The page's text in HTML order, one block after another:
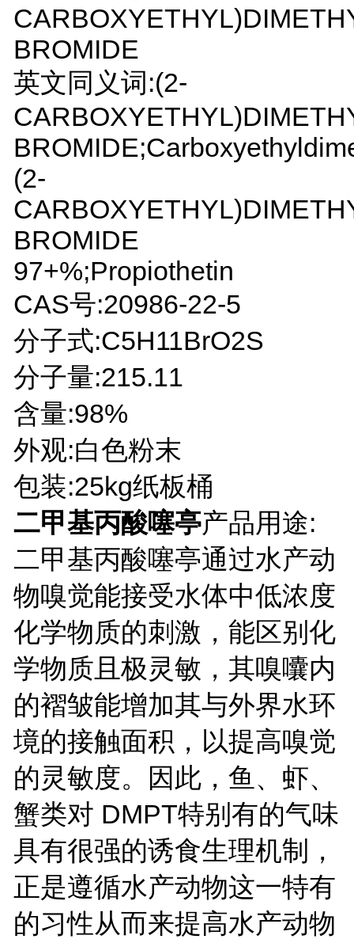
BROMIDE
英文同义词:(2-
(2-
BROMIDE
97+%;Propiothetin
CAS号:20986-22-5
分子式:C5H11BrO2S
分子量:215.11
含量:98%
外观:白色粉末
包装:25kg纸板桶
二甲基丙酸噻亭产品用途:
二甲基丙酸噻亭通过水产动
物嗅觉能接受水体中低浓度
化学物质的刺激，能区别化
学物质且极灵敏，其嗅囔内
的褶皱能增加其与外界水环
境的接触面积，以提高嗅觉
的灵敏度。因此，鱼、虾、
蟹类对 DMPT特别有的气味
具有很强的诱食生理机制，
正是遵循水产动物这一特有
的习性从而来提高水产动物